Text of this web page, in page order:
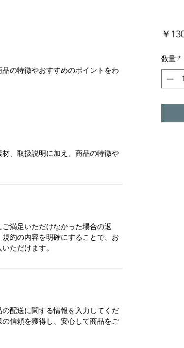
の特徴やおすすめのポイントをわ
、取扱説明に加え、商品の特徴や
満足いただけなかった場合の返
約の内容を明確にすることで、お
ただけます。
配送に関する情報を入力してくだ
信頼を獲得し、安心して商品をご
￥
数量 *